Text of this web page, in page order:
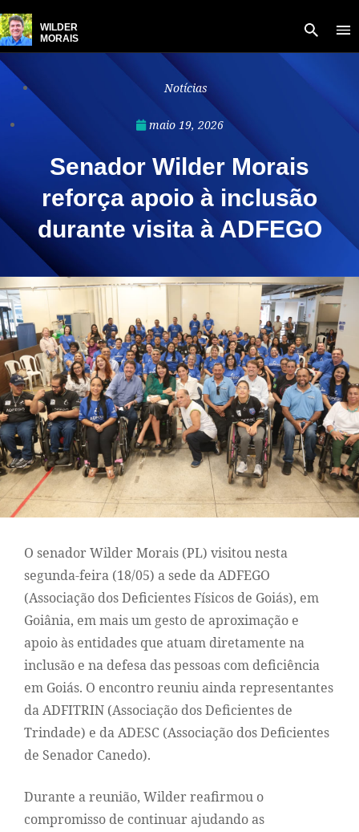
WILDER
MORAIS
Notícias
maio 19, 2026
Senador Wilder Morais
reforça apoio à inclusão
durante visita à ADFEGO
O senador Wilder Morais (PL) visitou nesta
segunda-feira (18/05) a sede da ADFEGO
(Associação dos Deficientes Físicos de Goiás), em
Goiânia, em mais um gesto de aproximação e
apoio às entidades que atuam diretamente na
inclusão e na defesa das pessoas com deficiência
em Goiás. O encontro reuniu ainda representantes
da ADFITRIN (Associação dos Deficientes de
Trindade) e da ADESC (Associação dos Deficientes
de Senador Canedo).
Durante a reunião, Wilder reafirmou o
compromisso de continuar ajudando as